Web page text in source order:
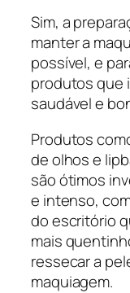
Sim, a
manter a
possível, e
produtos que
saudável e
Produtos
de olhos e
são ótimos
e intenso,
do escritório
mais
ressecar a
maquiagem.